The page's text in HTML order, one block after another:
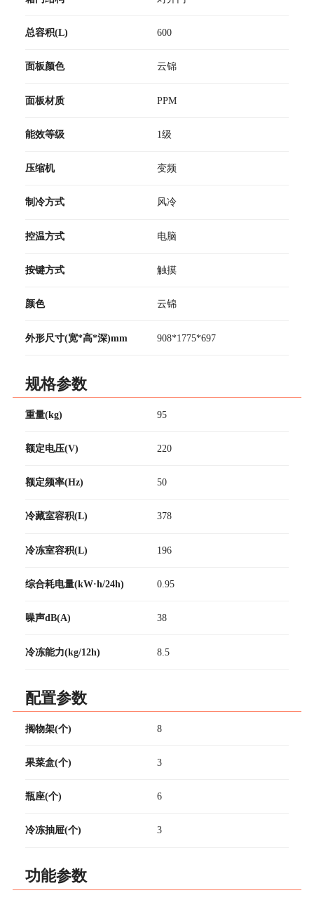
总容积(L) 600
面板颜色 云锦
面板材质 PPM
能效等级 1级
压缩机 变频
制冷方式 风冷
控温方式 电脑
按键方式 触摸
颜色 云锦
外形尺寸(宽*高*深)mm 908*1775*697
规格参数
重量(kg) 95
额定电压(V) 220
额定频率(Hz) 50
冷藏室容积(L) 378
冷冻室容积(L) 196
综合耗电量(kW·h/24h) 0.95
噪声dB(A) 38
冷冻能力(kg/12h) 8.5
配置参数
搁物架(个) 8
果菜盒(个) 3
瓶座(个) 6
冷冻抽屉(个) 3
功能参数